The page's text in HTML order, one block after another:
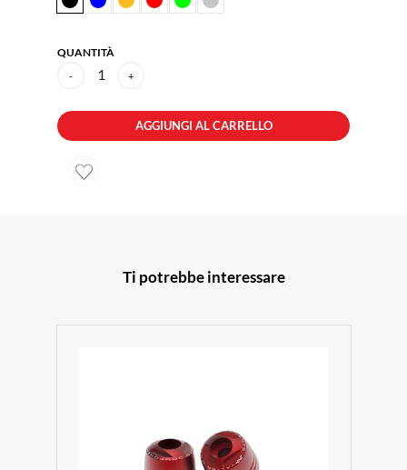
QUANTITÀ
- 1 +
AGGIUNGI AL CARRELLO
Ti potrebbe interessare